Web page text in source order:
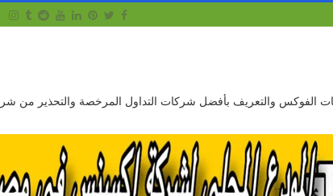
شركات الفوكس والتعريف بأفضل شركات التداول المرخصة والتحذير من